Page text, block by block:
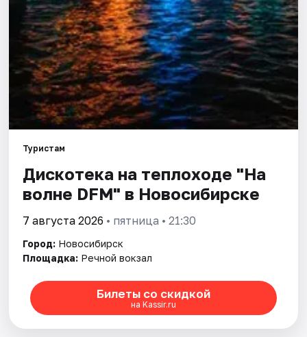
Рейтинги
Туристам
Дискотека на теплоходе "На
волне DFM" в Новосибирске
7 августа 2026 • пятница • 21:30
Город: Новосибирск
Площадка: Речной вокзал
Билеты со скидкой
на Kassir.ru